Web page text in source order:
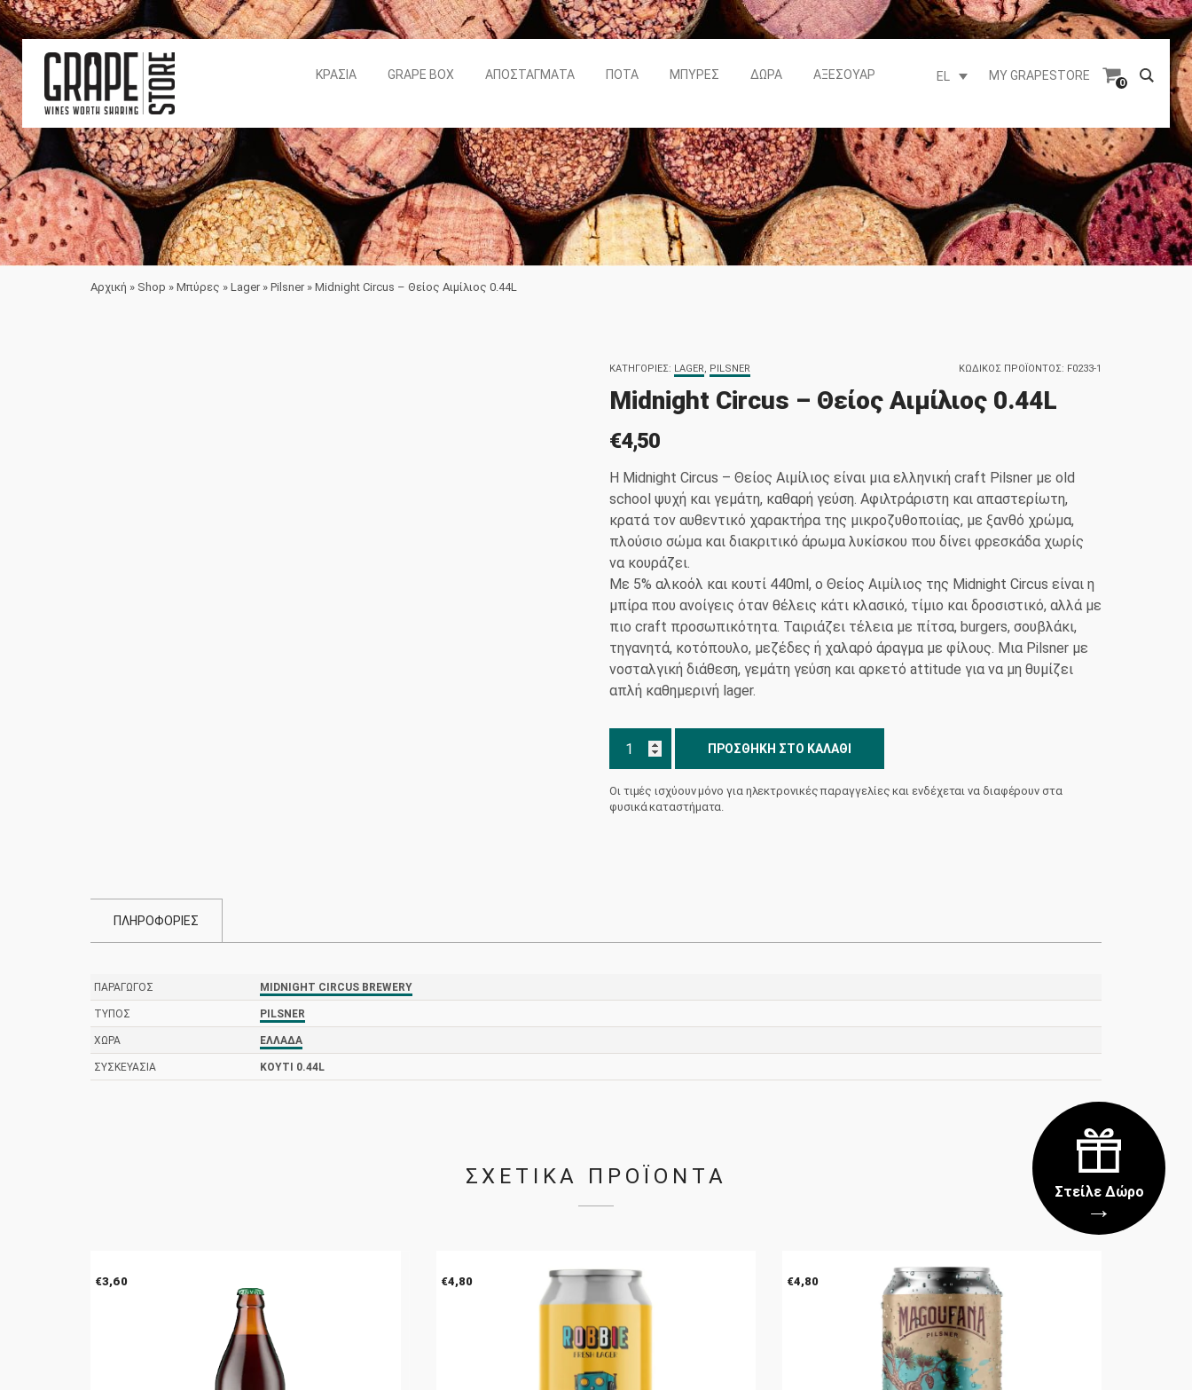
ΚΡΑΣΙΆ GRAPE BOX ΑΠΟΣΤΆΓΜΑΤΑ ΠΟΤΆ ΜΠΎΡΕΣ ΔΏΡΑ ΑΞΕΣΟΥΆΡ EL MY GRAPESTORE
0
Αρχική » Shop » Μπύρες » Lager» Pilsner» Midnight Circus – Θείος Αιμίλιος 0.44L
Στείλε Δώρο
→
ΚΩΔΙΚΌΣ ΠΡΟΪΌΝΤΟΣ: F0233-1
ΚΑΤΗΓΟΡΊΕΣ: LAGER, PILSNER
Midnight Circus – Θείος Αιμίλιος 0.44L
€4,50
Η Midnight Circus – Θείος Αιμίλιος είναι μια ελληνική craft Pilsner με old
school ψυχή και γεμάτη, καθαρή γεύση. Αφιλτράριστη και απαστερίωτη,
κρατά τον αυθεντικό χαρακτήρα της μικροζυθοποιίας, με ξανθό χρώμα,
πλούσιο σώμα και διακριτικό άρωμα λυκίσκου που δίνει φρεσκάδα χωρίς
να κουράζει.
Με 5% αλκοόλ και κουτί 440ml, ο Θείος Αιμίλιος της Midnight Circus είναι η
μπίρα που ανοίγεις όταν θέλεις κάτι κλασικό, τίμιο και δροσιστικό, αλλά με
πιο craft προσωπικότητα. Ταιριάζει τέλεια με πίτσα, burgers, σουβλάκι,
τηγανητά, κοτόπουλο, μεζέδες ή χαλαρό άραγμα με φίλους. Μια Pilsner με
νοσταλγική διάθεση, γεμάτη γεύση και αρκετό attitude για να μη θυμίζει
απλή καθημερινή lager.
Midnight
Circus
Θείος
ΠΡΟΣΘΉΚΗ ΣΤΟ ΚΑΛΆΘΙ
Οι τιμές ισχύουν μόνο για ηλεκτρονικές παραγγελίες και ενδέχεται να διαφέρουν στα
φυσικά καταστήματα.
ΠΛΗΡΟΦΟΡΙΕΣ
ΠΑΡΑΓΩΓΌΣ MIDNIGHT CIRCUS BREWERY
ΤΎΠΟΣ PILSNER
ΧΏΡΑ ΕΛΛΆΔΑ
ΣΥΣΚΕΥΑΣΊΑ ΚΟΥΤΊ 0.44L
ΣΧΕΤΙΚΑ ΠΡΟΪΟΝΤΑ
€3,60 €4,80 €4,80